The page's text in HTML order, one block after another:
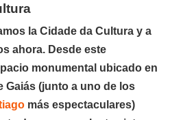
la Cidade da Cultura y a
ahora. Desde este
monumental ubicado en
Gaiás (junto a uno de los
más espectaculares)